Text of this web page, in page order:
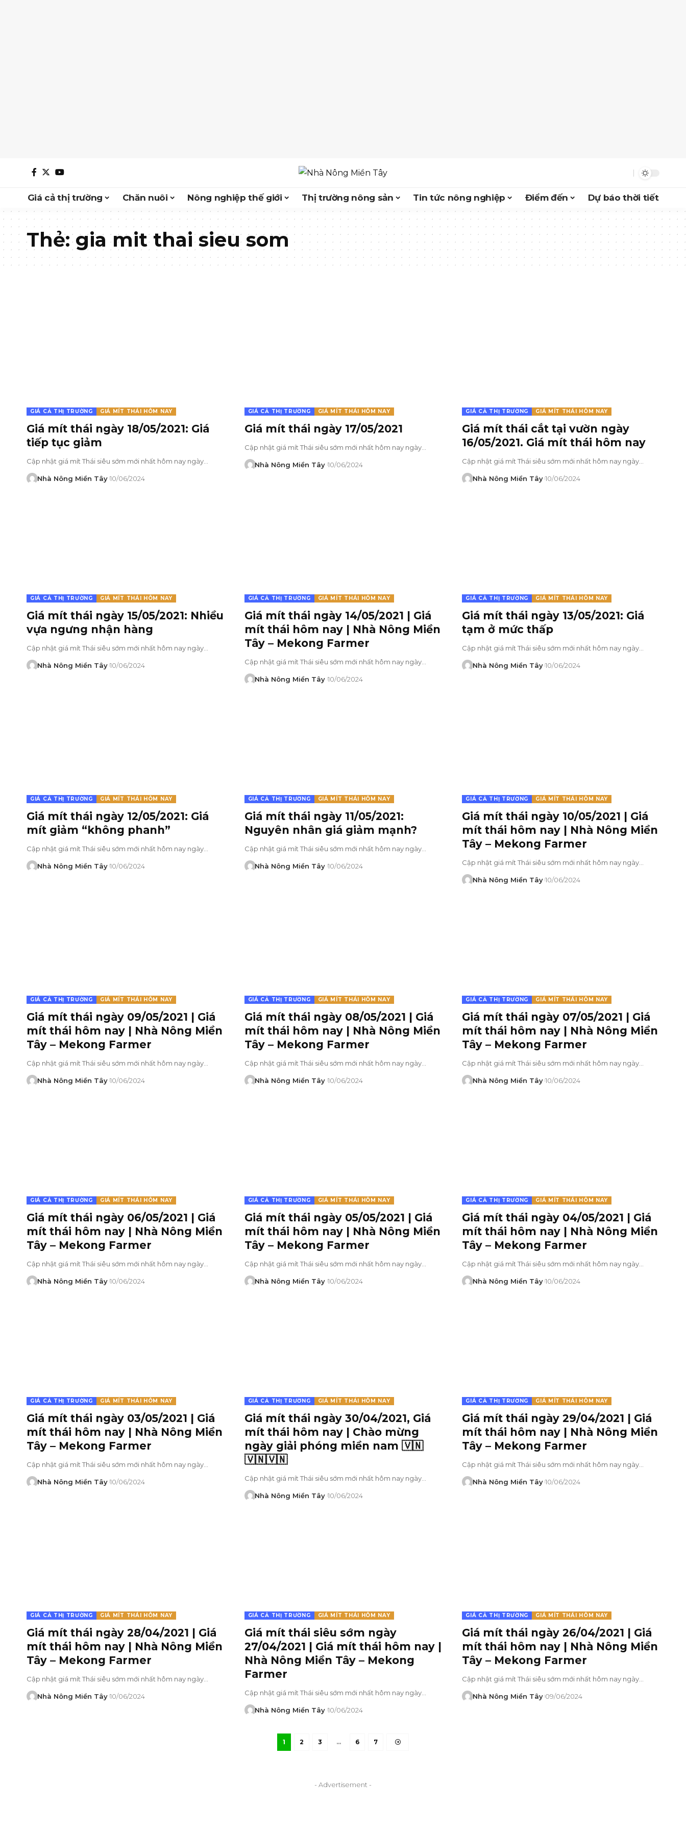
Giá cả thị trường Chăn nuôi Nông nghiệp thế giới Thị trường nông sản Tin tức nông nghiệp Điểm đến Dự báo thời tiết
Thẻ:gia mit thai sieu som
GIÁ CẢ THỊ TRƯỜNG GIÁ MÍT THÁI HÔM NAY
Giá mít thái ngày 18/05/2021: Giá
tiếp tục giảm
Cập nhật giá mít Thái siêu sớm mới nhất hôm nay ngày…
Nhà Nông Miền Tây 10/06/2024
GIÁ CẢ THỊ TRƯỜNG GIÁ MÍT THÁI HÔM NAY
Giá mít thái ngày 17/05/2021
Cập nhật giá mít Thái siêu sớm mới nhất hôm nay ngày…
Nhà Nông Miền Tây 10/06/2024
GIÁ CẢ THỊ TRƯỜNG GIÁ MÍT THÁI HÔM NAY
Giá mít thái cắt tại vườn ngày
16/05/2021. Giá mít thái hôm nay
Cập nhật giá mít Thái siêu sớm mới nhất hôm nay ngày…
Nhà Nông Miền Tây 10/06/2024
GIÁ CẢ THỊ TRƯỜNG GIÁ MÍT THÁI HÔM NAY
Giá mít thái ngày 15/05/2021: Nhiều
vựa ngưng nhận hàng
Cập nhật giá mít Thái siêu sớm mới nhất hôm nay ngày…
Nhà Nông Miền Tây 10/06/2024
GIÁ CẢ THỊ TRƯỜNG GIÁ MÍT THÁI HÔM NAY
Giá mít thái ngày 14/05/2021 | Giá
mít thái hôm nay | Nhà Nông Miền
Tây – Mekong Farmer
Cập nhật giá mít Thái siêu sớm mới nhất hôm nay ngày…
Nhà Nông Miền Tây 10/06/2024
GIÁ CẢ THỊ TRƯỜNG GIÁ MÍT THÁI HÔM NAY
Giá mít thái ngày 13/05/2021: Giá
tạm ở mức thấp
Cập nhật giá mít Thái siêu sớm mới nhất hôm nay ngày…
Nhà Nông Miền Tây 10/06/2024
GIÁ CẢ THỊ TRƯỜNG GIÁ MÍT THÁI HÔM NAY
Giá mít thái ngày 12/05/2021: Giá
mít giảm “không phanh”
Cập nhật giá mít Thái siêu sớm mới nhất hôm nay ngày…
Nhà Nông Miền Tây 10/06/2024
GIÁ CẢ THỊ TRƯỜNG GIÁ MÍT THÁI HÔM NAY
Giá mít thái ngày 11/05/2021:
Nguyên nhân giá giảm mạnh?
Cập nhật giá mít Thái siêu sớm mới nhất hôm nay ngày…
Nhà Nông Miền Tây 10/06/2024
GIÁ CẢ THỊ TRƯỜNG GIÁ MÍT THÁI HÔM NAY
Giá mít thái ngày 10/05/2021 | Giá
mít thái hôm nay | Nhà Nông Miền
Tây – Mekong Farmer
Cập nhật giá mít Thái siêu sớm mới nhất hôm nay ngày…
Nhà Nông Miền Tây 10/06/2024
GIÁ CẢ THỊ TRƯỜNG GIÁ MÍT THÁI HÔM NAY
Giá mít thái ngày 09/05/2021 | Giá
mít thái hôm nay | Nhà Nông Miền
Tây – Mekong Farmer
Cập nhật giá mít Thái siêu sớm mới nhất hôm nay ngày…
Nhà Nông Miền Tây 10/06/2024
GIÁ CẢ THỊ TRƯỜNG GIÁ MÍT THÁI HÔM NAY
Giá mít thái ngày 08/05/2021 | Giá
mít thái hôm nay | Nhà Nông Miền
Tây – Mekong Farmer
Cập nhật giá mít Thái siêu sớm mới nhất hôm nay ngày…
Nhà Nông Miền Tây 10/06/2024
GIÁ CẢ THỊ TRƯỜNG GIÁ MÍT THÁI HÔM NAY
Giá mít thái ngày 07/05/2021 | Giá
mít thái hôm nay | Nhà Nông Miền
Tây – Mekong Farmer
Cập nhật giá mít Thái siêu sớm mới nhất hôm nay ngày…
Nhà Nông Miền Tây 10/06/2024
GIÁ CẢ THỊ TRƯỜNG GIÁ MÍT THÁI HÔM NAY
Giá mít thái ngày 06/05/2021 | Giá
mít thái hôm nay | Nhà Nông Miền
Tây – Mekong Farmer
Cập nhật giá mít Thái siêu sớm mới nhất hôm nay ngày…
Nhà Nông Miền Tây 10/06/2024
GIÁ CẢ THỊ TRƯỜNG GIÁ MÍT THÁI HÔM NAY
Giá mít thái ngày 05/05/2021 | Giá
mít thái hôm nay | Nhà Nông Miền
Tây – Mekong Farmer
Cập nhật giá mít Thái siêu sớm mới nhất hôm nay ngày…
Nhà Nông Miền Tây 10/06/2024
GIÁ CẢ THỊ TRƯỜNG GIÁ MÍT THÁI HÔM NAY
Giá mít thái ngày 04/05/2021 | Giá
mít thái hôm nay | Nhà Nông Miền
Tây – Mekong Farmer
Cập nhật giá mít Thái siêu sớm mới nhất hôm nay ngày…
Nhà Nông Miền Tây 10/06/2024
GIÁ CẢ THỊ TRƯỜNG GIÁ MÍT THÁI HÔM NAY
Giá mít thái ngày 03/05/2021 | Giá
mít thái hôm nay | Nhà Nông Miền
Tây – Mekong Farmer
Cập nhật giá mít Thái siêu sớm mới nhất hôm nay ngày…
Nhà Nông Miền Tây 10/06/2024
GIÁ CẢ THỊ TRƯỜNG GIÁ MÍT THÁI HÔM NAY
Giá mít thái ngày 30/04/2021, Giá
mít thái hôm nay | Chào mừng
ngày giải phóng miền nam 🇻🇳
🇻🇳🇻🇳
Cập nhật giá mít Thái siêu sớm mới nhất hôm nay ngày…
Nhà Nông Miền Tây 10/06/2024
GIÁ CẢ THỊ TRƯỜNG GIÁ MÍT THÁI HÔM NAY
Giá mít thái ngày 29/04/2021 | Giá
mít thái hôm nay | Nhà Nông Miền
Tây – Mekong Farmer
Cập nhật giá mít Thái siêu sớm mới nhất hôm nay ngày…
Nhà Nông Miền Tây 10/06/2024
GIÁ CẢ THỊ TRƯỜNG GIÁ MÍT THÁI HÔM NAY
Giá mít thái ngày 28/04/2021 | Giá
mít thái hôm nay | Nhà Nông Miền
Tây – Mekong Farmer
Cập nhật giá mít Thái siêu sớm mới nhất hôm nay ngày…
Nhà Nông Miền Tây 10/06/2024
GIÁ CẢ THỊ TRƯỜNG GIÁ MÍT THÁI HÔM NAY
Giá mít thái siêu sớm ngày
27/04/2021 | Giá mít thái hôm nay |
Nhà Nông Miền Tây – Mekong
Farmer
Cập nhật giá mít Thái siêu sớm mới nhất hôm nay ngày…
Nhà Nông Miền Tây 10/06/2024
GIÁ CẢ THỊ TRƯỜNG GIÁ MÍT THÁI HÔM NAY
Giá mít thái ngày 26/04/2021 | Giá
mít thái hôm nay | Nhà Nông Miền
Tây – Mekong Farmer
Cập nhật giá mít Thái siêu sớm mới nhất hôm nay ngày…
Nhà Nông Miền Tây 09/06/2024
1 2 3 … 6 7
- Advertisement -